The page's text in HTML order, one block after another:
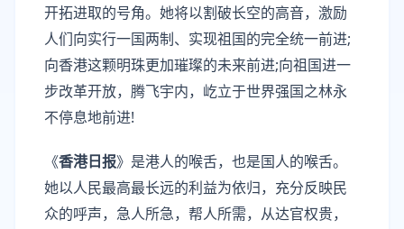
开拓进取的号角。她将以割破长空的高音，激励
人们向实行一国两制、实现祖国的完全统一前进;
向香港这颗明珠更加璀璨的未来前进;向祖国进一
步改革开放，腾飞宇内，屹立于世界强国之林永
不停息地前进!
《香港日报》是港人的喉舌，也是国人的喉舌。
她以人民最高最长远的利益为依归，充分反映民
众的呼声，急人所急，帮人所需，从达官权贵，